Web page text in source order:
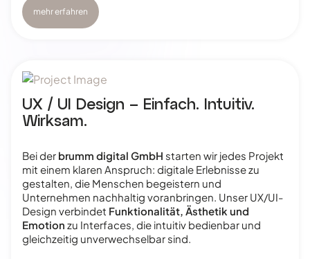
mehr erfahren
UX / UI Design – Einfach. Intuitiv.
Wirksam.
Bei der brumm digital GmbH starten wir jedes Projekt
mit einem klaren Anspruch: digitale Erlebnisse zu
gestalten, die Menschen begeistern und
Unternehmen nachhaltig voranbringen. Unser UX/UI-
Design verbindet Funktionalität, Ästhetik und
Emotion zu Interfaces, die intuitiv bedienbar und
gleichzeitig unverwechselbar sind.